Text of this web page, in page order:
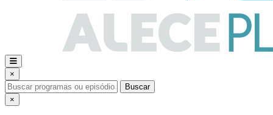
×
Buscar
×